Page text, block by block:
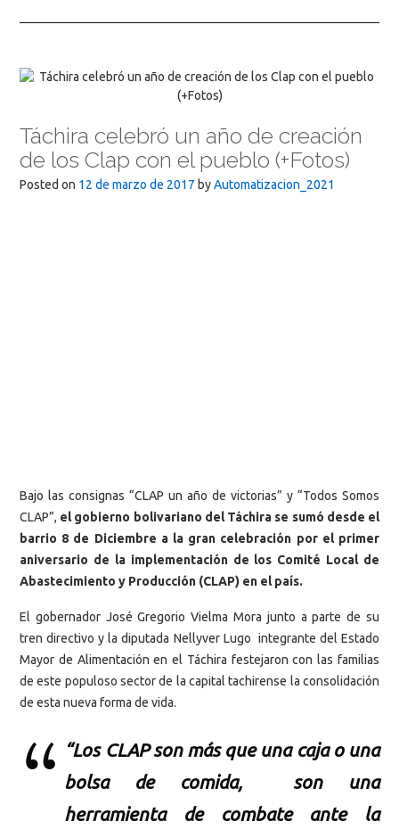
Táchira celebró un año de creación
de los Clap con el pueblo (+Fotos)
Posted on 12 de marzo de 2017 byAutomatizacion_2021
Bajo las consignas “CLAP un año de victorias” y “Todos Somos
CLAP”, el gobierno bolivariano del Táchira se sumó desde el
barrio 8 de Diciembre a la gran celebración por el primer
aniversario de la implementación de los Comité Local de
Abastecimiento y Producción (CLAP) en el país.
El gobernador José Gregorio Vielma Mora junto a parte de su
tren directivo y la diputada Nellyver Lugo integrante del Estado
Mayor de Alimentación en el Táchira festejaron con las familias
de este populoso sector de la capital tachirense la consolidación
de esta nueva forma de vida.
“Los CLAP son más que una caja o una
bolsa de comida, son una
herramienta de combate ante la